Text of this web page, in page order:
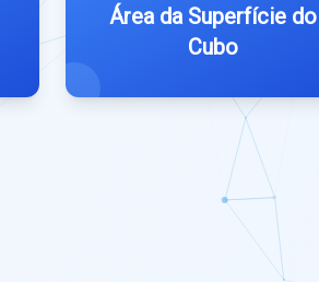
Área da Superfície do
Cubo